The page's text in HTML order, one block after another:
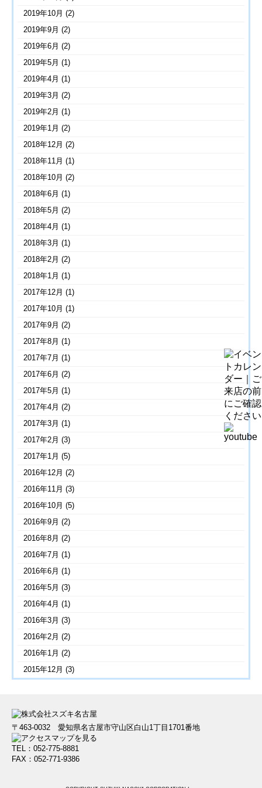
2019年10月 (2)
2019年9月 (2)
2019年6月 (2)
2019年5月 (1)
2019年4月 (1)
2019年3月 (2)
2019年2月 (1)
2019年1月 (2)
2018年12月 (2)
2018年11月 (1)
2018年10月 (2)
2018年6月 (1)
2018年5月 (2)
2018年4月 (1)
2018年3月 (1)
2018年2月 (2)
2018年1月 (1)
2017年12月 (1)
2017年10月 (1)
2017年9月 (2)
2017年8月 (1)
2017年7月 (1)
2017年6月 (2)
2017年5月 (1)
2017年4月 (2)
2017年3月 (1)
2017年2月 (3)
2017年1月 (5)
2016年12月 (2)
2016年11月 (3)
2016年10月 (5)
2016年9月 (2)
2016年8月 (2)
2016年7月 (1)
2016年6月 (1)
2016年5月 (3)
2016年4月 (1)
2016年3月 (3)
2016年2月 (2)
2016年1月 (2)
2015年12月 (3)
〒463-0032 愛知県名古屋市守山区白山1丁目1701番地
TEL：052-775-8881
FAX：052-771-9386